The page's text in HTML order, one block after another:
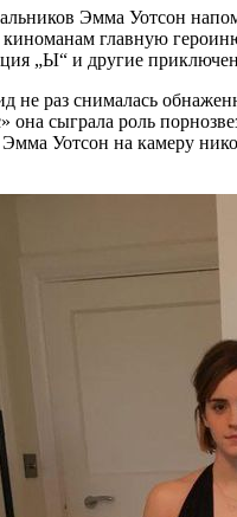
Эмма Уотсон
главную
„Ы“ и другие
не раз снималась
она сыграла роль
Уотсон на камеру